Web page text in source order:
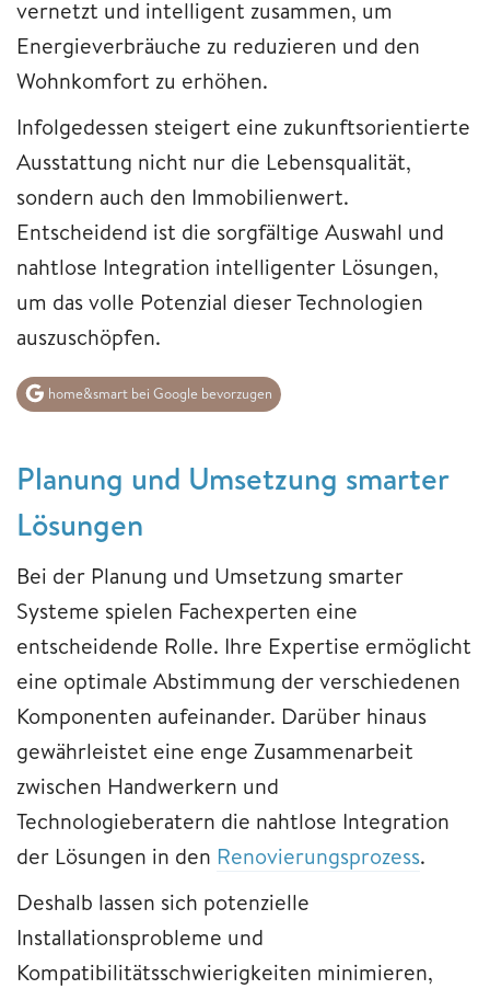
vernetzt und intelligent zusammen, um
Energieverbräuche zu reduzieren und den
Wohnkomfort zu erhöhen.
Infolgedessen steigert eine zukunftsorientierte
Ausstattung nicht nur die Lebensqualität,
sondern auch den Immobilienwert.
Entscheidend ist die sorgfältige Auswahl und
nahtlose Integration intelligenter Lösungen,
um das volle Potenzial dieser Technologien
auszuschöpfen.
home&smart bei Google bevorzugen
Planung und Umsetzung smarter
Lösungen
Bei der Planung und Umsetzung smarter
Systeme spielen Fachexperten eine
entscheidende Rolle. Ihre Expertise ermöglicht
eine optimale Abstimmung der verschiedenen
Komponenten aufeinander. Darüber hinaus
gewährleistet eine enge Zusammenarbeit
zwischen Handwerkern und
Technologieberatern die nahtlose Integration
der Lösungen in den Renovierungsprozess.
Deshalb lassen sich potenzielle
Installationsprobleme und
Kompatibilitätsschwierigkeiten minimieren,